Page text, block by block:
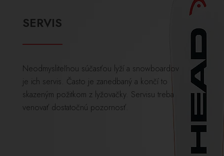
SERVIS
Neodmysliteľnou súčasťou lyží a snowboardov
je ich servis. Často je zanedbaný a končí to
skazeným požitkom z lyžovačky. Servisu treba
venovať dostatočnú pozornosť.